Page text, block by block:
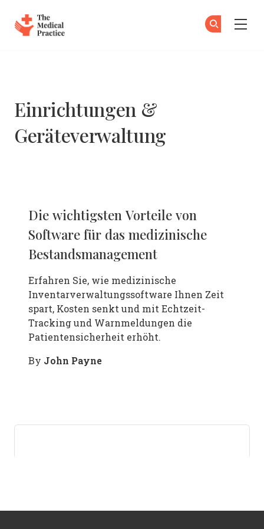
Einrichtungen &
Geräteverwaltung
Die wichtigsten Vorteile von
Software für das medizinische
Bestandsmanagement
Erfahren Sie, wie medizinische
Inventarverwaltungssoftware Ihnen Zeit
spart, Kosten senkt und mit Echtzeit-
Tracking und Warnmeldungen die
Patientensicherheit erhöht.
By John Payne